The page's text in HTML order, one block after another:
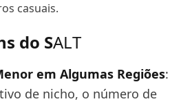
casuais.
do SALT
em Algumas Regiões:
de nicho, o número de